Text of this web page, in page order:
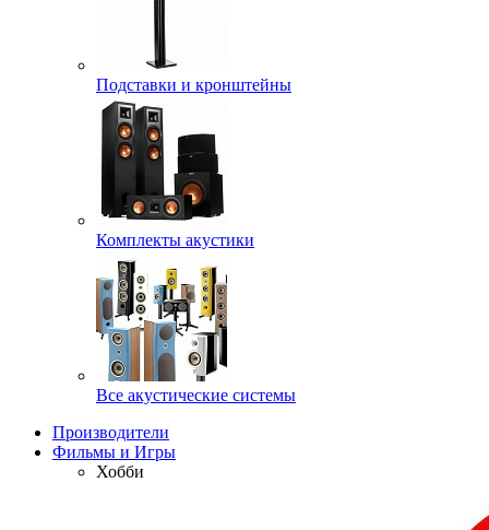
Подставки и кронштейны
Комплекты акустики
Все акустические системы
Производители
Фильмы и Игры
Хобби